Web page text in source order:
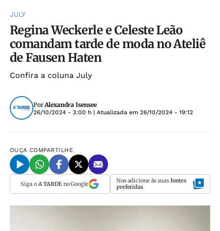
JULY
Regina Weckerle e Celeste Leão
comandam tarde de moda no Ateliê
de Fausen Haten
Confira a coluna July
PorAlexandra Isensee
26/10/2024 - 3:00 h | Atualizada em 26/10/2024 - 19:12
OUÇA COMPARTILHE
Siga o A TARDEno Google Nos adicione às suas fontes
preferidas